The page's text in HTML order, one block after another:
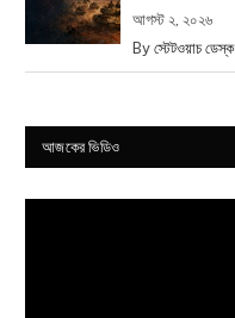
আগস্ট ২, ২০২৬
By স্টেটওয়াচ ডেস্ক
আজকের ভিডিও